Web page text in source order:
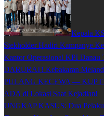
Kepala
Stekholder Hadiri Kampanye
Kantor Operasional KPI Danau
DARURAT! Kebakaran
PULANG KECEWA — KUPT
ADA di Lokasi Saat Kejadian!
UNGKAP KASUS: Dua